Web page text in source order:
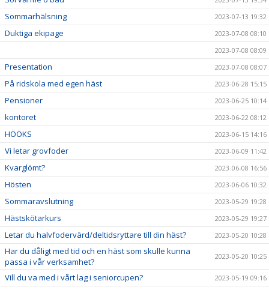
Sommarhälsning 2023-07-13 19:32
Duktiga ekipage
2023-07-08 08:10
2023-07-08 08:09
Presentation 2023-07-08 08:07
På ridskola med egen häst 2023-06-28 15:15
Pensioner 2023-06-25 10:14
kontoret 2023-06-22 08:12
HÖÖKS 2023-06-15 14:16
Vi letar grovfoder 2023-06-09 11:42
Kvarglömt? 2023-06-08 16:56
Hösten 2023-06-06 10:32
Sommaravslutning 2023-05-29 19:28
Hästskötarkurs 2023-05-29 19:27
Letar du halvfodervärd/deltidsryttare till din häst? 2023-05-20 10:28
Har du dåligt med tid och en häst som skulle kunna
passa i vår verksamhet?
2023-05-20 10:25
Vill du va med i vårt lag i seniorcupen? 2023-05-19 09:16